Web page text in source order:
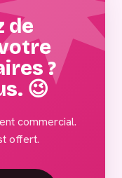
de
?
😉
commercial.
offert.